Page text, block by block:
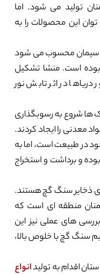
تولید می شود. اما
این محصولات را به
سیمان محسوب می شود
بوده است. منشا تشکیل
در اثر تابش نور
ها شروع به رسوبگذاری
معدنی را ایجاد کردند.
در طبیعت است، اما به
و برداشت و استخراج
ذخایر سنگ گچ هستند.
منطقه ای است که
های عملی نیز این
سنگ گچ با خلوص بالا،
اقدام به تولیدانواع